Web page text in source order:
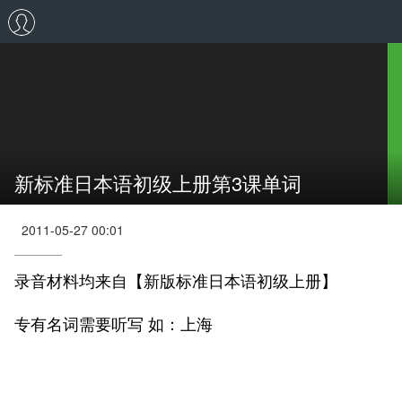
新标准日本语初级上册第3课单词
2011-05-27 00:01
录音材料均来自【新版标准日本语初级上册】
专有名词需要听写 如：上海